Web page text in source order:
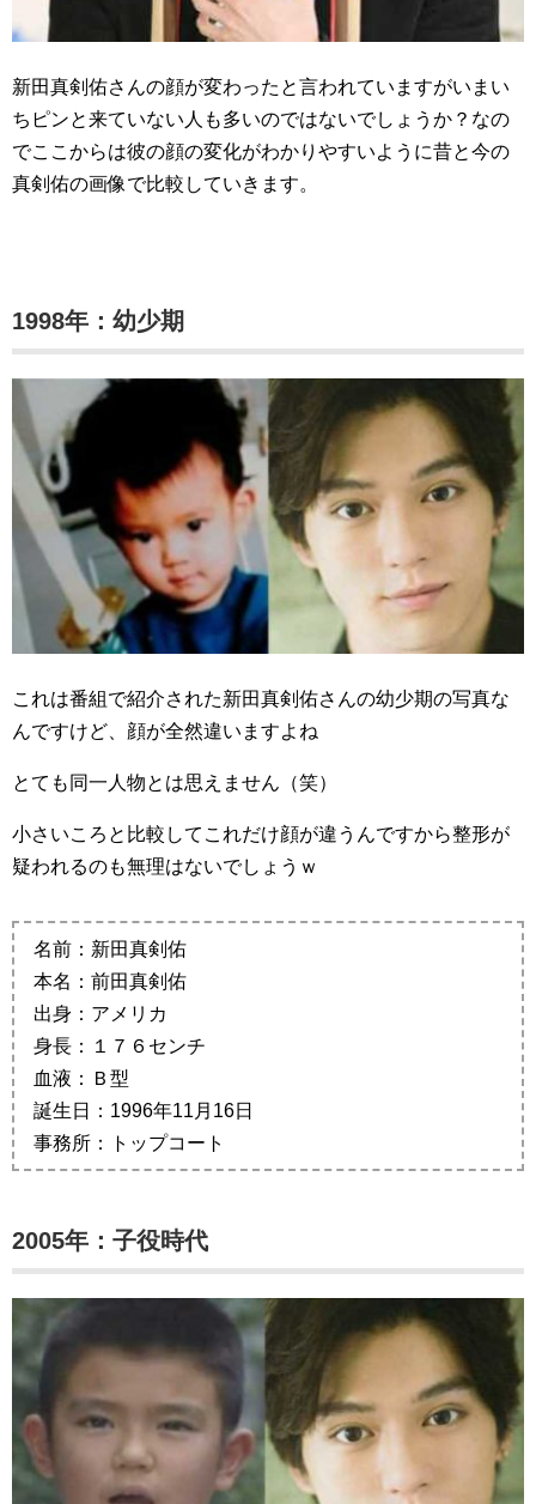
新田真剣佑さんの顔が変わったと言われていますがいまい
ちピンと来ていない人も多いのではないでしょうか？なの
でここからは彼の顔の変化がわかりやすいように昔と今の
真剣佑の画像で比較していきます。
1998年：幼少期
これは番組で紹介された新田真剣佑さんの幼少期の写真な
んですけど、顔が全然違いますよね
とても同一人物とは思えません（笑）
小さいころと比較してこれだけ顔が違うんですから整形が
疑われるのも無理はないでしょうｗ
名前：新田真剣佑
本名：前田真剣佑
出身：アメリカ
身長：１７６センチ
血液：Ｂ型
誕生日：1996年11月16日
事務所：トップコート
2005年：子役時代